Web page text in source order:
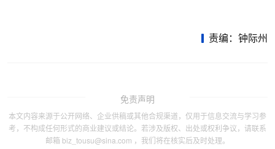
责编：钟际州
免责声明
本文内容来源于公开网络、企业供稿或其他合规渠道，仅用于信息交流与学习参
考，不构成任何形式的商业建议或结论。若涉及版权、出处或权利争议，请联系
邮箱 biz_tousu@sina.com ，我们将在核实后及时处理。